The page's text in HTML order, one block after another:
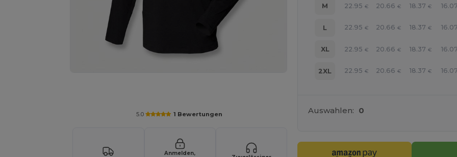
5.0 1 Bewertungen
Anmelden,
M 22.95 € 20.66 € 18.37 €
L 22.95 € 20.66 € 18.37 €
XL 22.95 € 20.66 € 18.37 €
2XL 22.95 € 20.66 € 18.37 €
Auswahlen: 0